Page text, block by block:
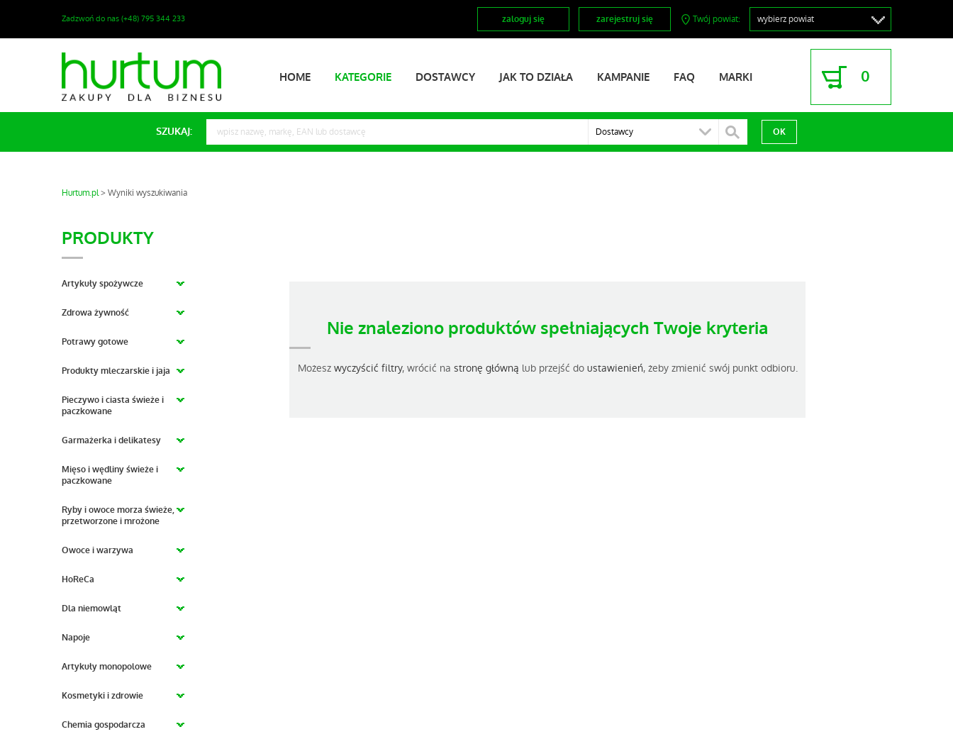
Twój powiat:
zaloguj się zarejestruj się
Zadzwoń do nas (+48) 795 344 233
HOME KATEGORIE DOSTAWCY JAK TO DZIAŁA KAMPANIE FAQ MARKI 0
SZUKAJ: Dostawcy
Hurtum.pl Wyniki wyszukiwania
PRODUKTY
Artykuły spożywcze
Zdrowa żywność
Potrawy gotowe
Produkty mleczarskie i jaja
Pieczywo i ciasta świeże i
paczkowane
Garmażerka i delikatesy
Mięso i wędliny świeże i
paczkowane
Ryby i owoce morza świeże,
przetworzone i mrożone
Owoce i warzywa
HoReCa
Dla niemowląt
Napoje
Artykuły monopolowe
Kosmetyki i zdrowie
Chemia gospodarcza
Nie znaleziono produktów spełniających Twoje kryteria
Możesz wyczyścić filtry, wrócić na stronę główną lub przejść do ustawienień, żeby zmienić swój punkt odbioru.